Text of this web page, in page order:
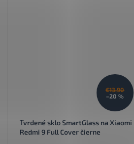
€13,90
–20 %
Tvrdené sklo SmartGlass na Xiaomi
Redmi 9 Full Cover čierne